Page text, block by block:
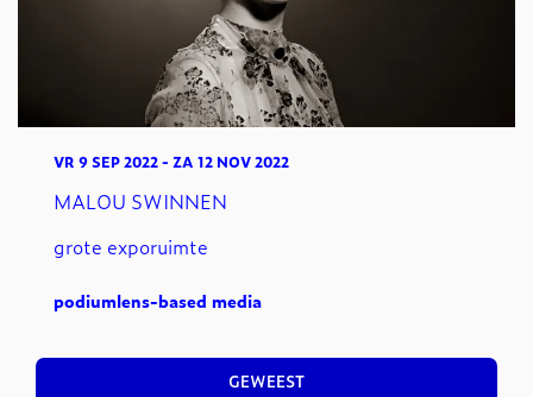
MALOU SWINNEN
VR 9 SEP 2022- ZA 12 NOV 2022
grote exporuimte
podiumlens-based media
GEWEEST